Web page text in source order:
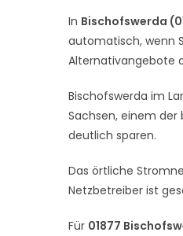
In Bischofswerda
automatisch, wenn
Alternativangebote
Bischofswerda im
Sachsen, einem der
deutlich sparen.
Das örtliche
Netzbetreiber ist
Für 01877